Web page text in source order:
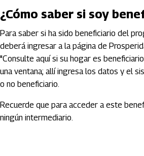
¿Cómo saber si soy
Para saber si ha sido beneficiario del
deberá ingresar a la página de
"Consulte aquí si su hogar es
una ventana; allí ingresa los datos y el
o no beneficiario.
Recuerde que para acceder a este
ningún intermediario.